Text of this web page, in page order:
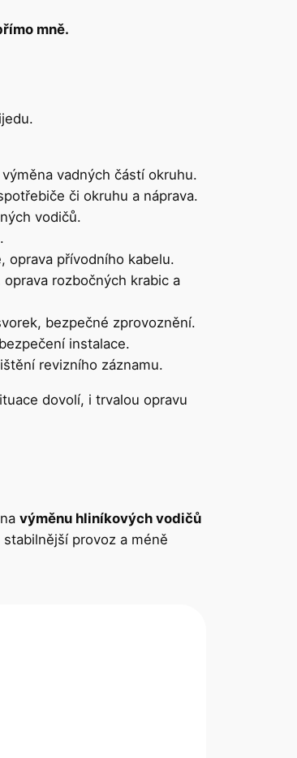
mně.
vadných částí okruhu.
či okruhu a náprava.
vodičů.
oprava přívodního kabelu.
rozbočných krabic a
bezpečné zprovoznění.
instalace.
revizního záznamu.
dovolí, i trvalou opravu
výměnu hliníkových vodičů
provoz a méně